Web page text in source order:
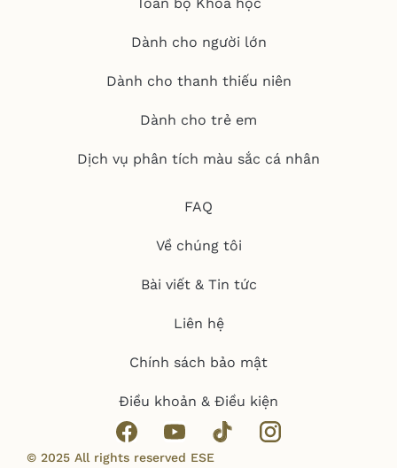
Toàn bộ Khóa học
Dành cho người lớn
Dành cho thanh thiếu niên
Dành cho trẻ em
Dịch vụ phân tích màu sắc cá nhân
FAQ
Về chúng tôi
Bài viết & Tin tức
Liên hệ
Chính sách bảo mật
Điều khoản & Điều kiện
© 2025 All rights reserved ESE